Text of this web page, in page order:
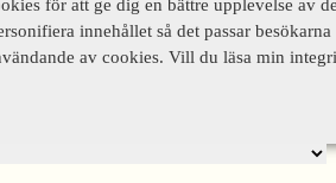
för att ge dig en bättre upplevelse av
innehållet så det passar
av cookies. Vill du läsa min